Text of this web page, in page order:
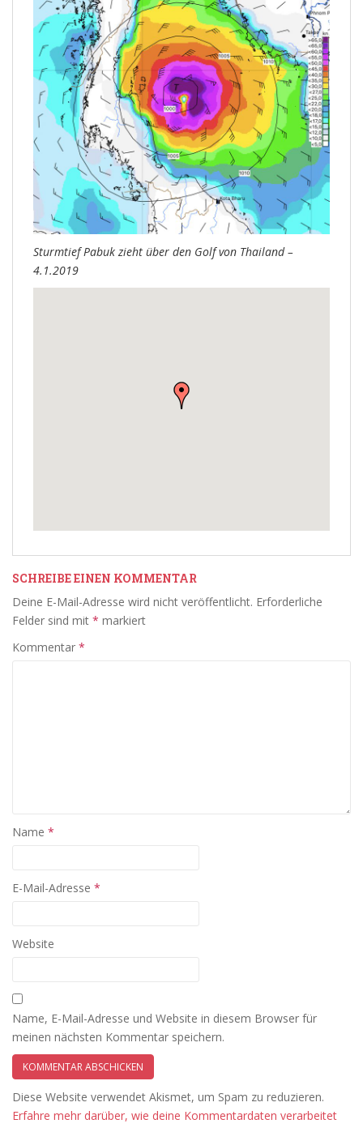
Sturmtief Pabuk zieht über den Golf von Thailand –
4.1.2019
SCHREIBE EINEN KOMMENTAR
Deine E-Mail-Adresse wird nicht veröffentlicht. Erforderliche
Felder sind mit * markiert
Kommentar *
Name *
E-Mail-Adresse *
Website
Name, E-Mail-Adresse und Website in diesem Browser für
meinen nächsten Kommentar speichern.
Diese Website verwendet Akismet, um Spam zu reduzieren.
Erfahre mehr darüber, wie deine Kommentardaten verarbeitet